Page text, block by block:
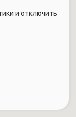
и отключить